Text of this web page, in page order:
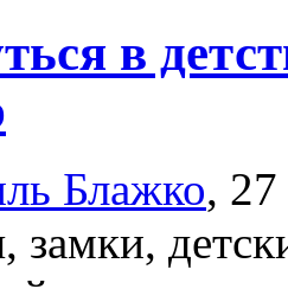
в
Блажко,
замки,